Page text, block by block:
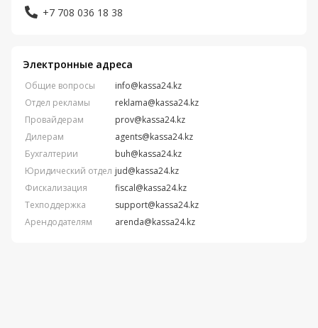
+7 708 036 18 38
Электронные адреса
Общие вопросы
info@kassa24.kz
Отдел рекламы
reklama@kassa24.kz
Провайдерам
prov@kassa24.kz
Дилерам
agents@kassa24.kz
Бухгалтерии
buh@kassa24.kz
Юридический отдел jud@kassa24.kz
Фискализация
fiscal@kassa24.kz
Техподдержка
support@kassa24.kz
Арендодателям
arenda@kassa24.kz